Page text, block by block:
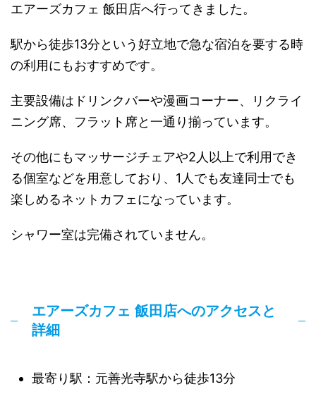
エアーズカフェ 飯田店へ行ってきました。
駅から徒歩13分という好立地で急な宿泊を要する時
の利用にもおすすめです。
主要設備はドリンクバーや漫画コーナー、リクライ
ニング席、フラット席と一通り揃っています。
その他にもマッサージチェアや2人以上で利用でき
る個室などを用意しており、1人でも友達同士でも
楽しめるネットカフェになっています。
シャワー室は完備されていません。
エアーズカフェ 飯田店へのアクセスと
詳細
最寄り駅：元善光寺駅から徒歩13分